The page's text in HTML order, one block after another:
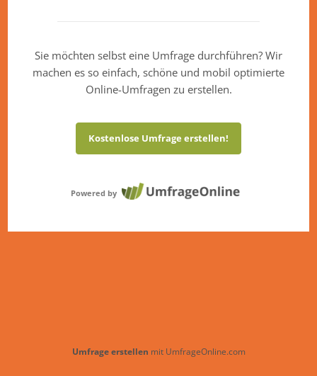
Sie möchten selbst eine Umfrage durchführen? Wir
machen es so einfach, schöne und mobil optimierte
Online-Umfragen zu erstellen.
Kostenlose Umfrage erstellen!
Powered by
Umfrage erstellen mit UmfrageOnline.com